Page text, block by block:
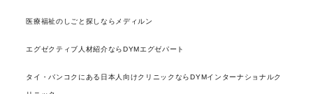
医療福祉のしごと探しならメディルン
エグゼクティブ人材紹介ならDYMエグゼパート
タイ・バンコクにある日本人向けクリニックならDYMインターナショナルク